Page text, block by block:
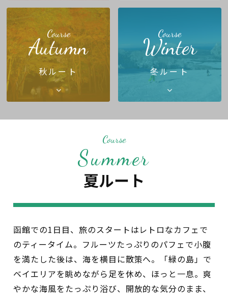
Course
Autumn
秋ルート
Course
Winter
冬ルート
Course
Summer
夏ルート
函館での1日目、旅のスタートはレトロなカフェで
のティータイム。フルーツたっぷりのパフェで小腹
を満たした後は、海を横目に散策へ。「緑の島」で
ベイエリアを眺めながら足を休め、ほっと一息。爽
やかな海風をたっぷり浴び、開放的な気分のまま、